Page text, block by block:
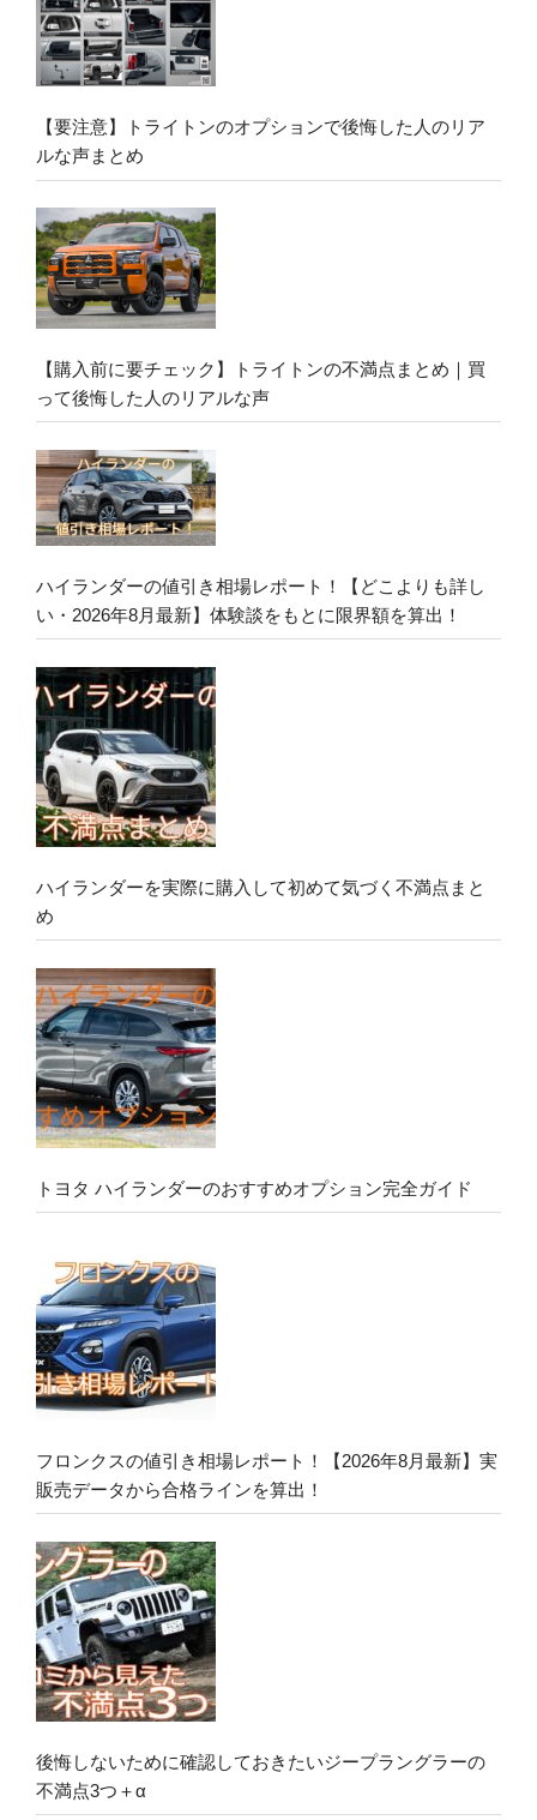
【要注意】トライトンのオプションで後悔した人のリア
ルな声まとめ
【購入前に要チェック】トライトンの不満点まとめ｜買
って後悔した人のリアルな声
ハイランダーの値引き相場レポート！【どこよりも詳し
い・2026年8月最新】体験談をもとに限界額を算出！
ハイランダーを実際に購入して初めて気づく不満点まと
め
トヨタ ハイランダーのおすすめオプション完全ガイド
フロンクスの値引き相場レポート！【2026年8月最新】実
販売データから合格ラインを算出！
後悔しないために確認しておきたいジープラングラーの
不満点3つ＋α